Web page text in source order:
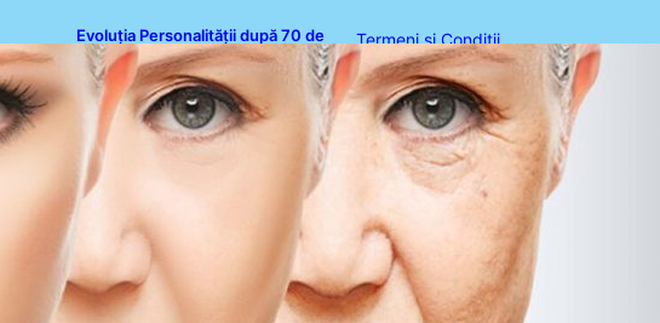
Evoluția Personalității după 70 de
Ani: Ce Revelații Ne Oferă Studiile
Psihologice
Termeni și Condiții
Politica de Confidențialitate
Politica de Cookies
Disclaimer